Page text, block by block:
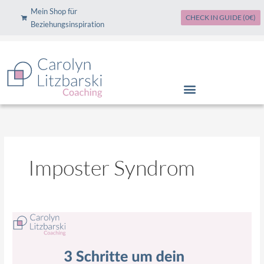
Mein Shop für
Beziehungsinspiration
CHECK IN GUIDE (0€)
Imposter Syndrom
Schritte